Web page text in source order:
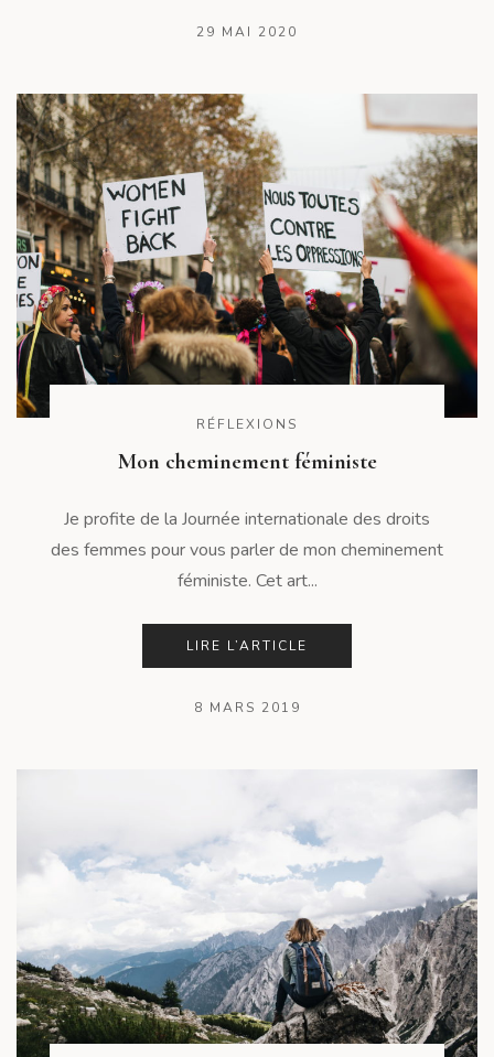
29 MAI 2020
RÉFLEXIONS
Mon cheminement féministe
Je profite de la Journée internationale des droits
des femmes pour vous parler de mon cheminement
féministe. Cet art...
LIRE L’ARTICLE
8 MARS 2019